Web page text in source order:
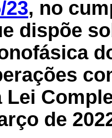
23, no
dispõe
Lei
de